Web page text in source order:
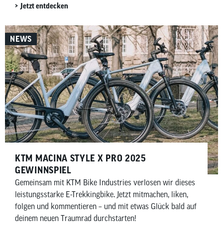
geben dir, für beide Varianten, Tipps, wie das Montieren
Jetzt entdecken
NEWS
KTM MACINA STYLE X PRO 2025
GEWINNSPIEL
Gemeinsam mit KTM Bike Industries verlosen wir dieses
leistungsstarke E-Trekkingbike. Jetzt mitmachen, liken,
folgen und kommentieren – und mit etwas Glück bald auf
deinem neuen Traumrad durchstarten!